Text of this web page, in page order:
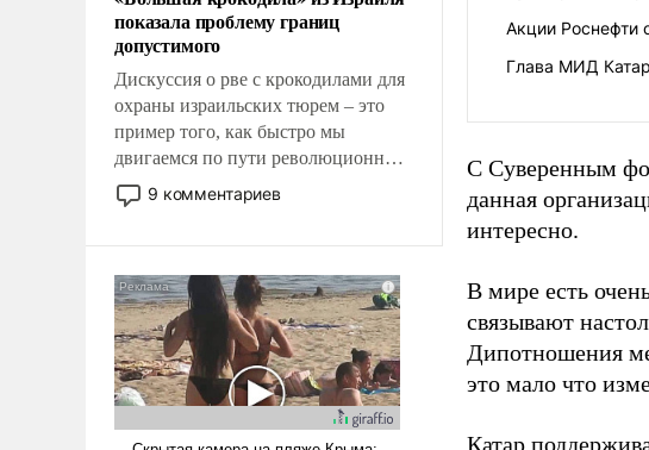
показала проблему границ
допустимого
Дискуссия о рве с крокодилами для
охраны израильских тюрем – это
пример того, как быстро мы
двигаемся по пути революционных
изменений. То, что несколько лет
назад было образом для
9 комментариев
Акции Роснефти
Глава МИД
С Суверенным
данная
интересно.
В мире есть
связывают
Дипотношения
это мало что
Катар